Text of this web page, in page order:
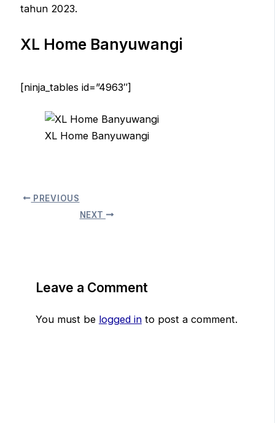
tahun 2023.
XL Home Banyuwangi
[ninja_tables id=”4963″]
XL Home Banyuwangi
PREVIOUS
NEXT
Leave a Comment
You must be logged into post a comment.